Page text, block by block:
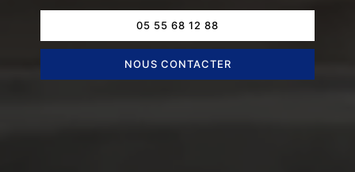
05 55 68 12 88
NOUS CONTACTER